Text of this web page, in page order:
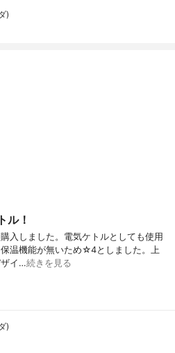
)
ル！
入しました。電気ケトルとしても使用
温機能が無いため☆4としました。上
ザイ…続きを見る
)